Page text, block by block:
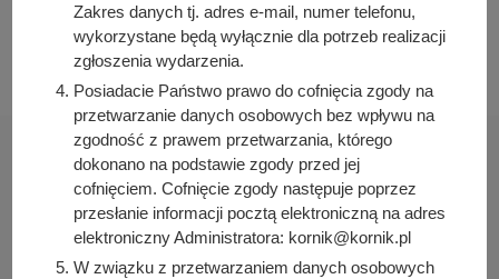
Data ostatniej modyfikacji:
2024-04-11 11:17:18
Urząd Miasta i Gminy Kórnik
pl. Niepodległości 1
Zakres danych tj. adres e-mail, numer telefonu,
wykorzystane będą wyłącznie dla potrzeb realizacji
zgłoszenia wydarzenia.
Posiadacie Państwo prawo do cofnięcia zgody na
przetwarzanie danych osobowych bez wpływu na
zgodność z prawem przetwarzania, którego
dokonano na podstawie zgody przed jej
cofnięciem. Cofnięcie zgody następuje poprzez
przesłanie informacji pocztą elektroniczną na adres
elektroniczny Administratora: kornik@kornik.pl
W związku z przetwarzaniem danych osobowych